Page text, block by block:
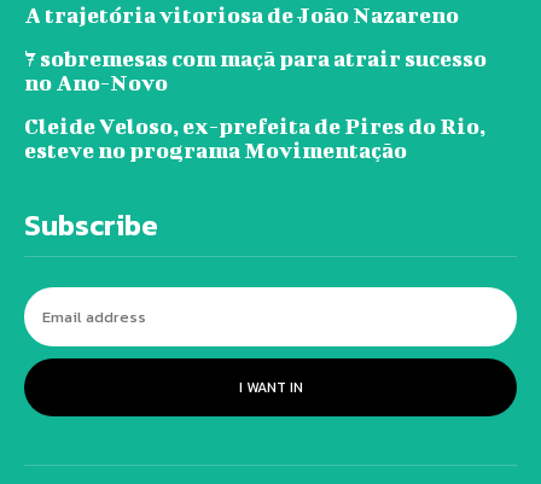
A trajetória vitoriosa de João Nazareno
7 sobremesas com maçã para atrair sucesso
no Ano-Novo
Cleide Veloso, ex-prefeita de Pires do Rio,
esteve no programa Movimentação
Subscribe
I WANT IN